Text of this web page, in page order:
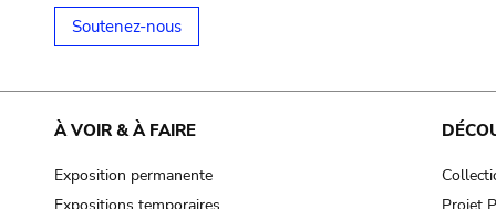
Soutenez-nous
À VOIR & À FAIRE
Exposition permanente